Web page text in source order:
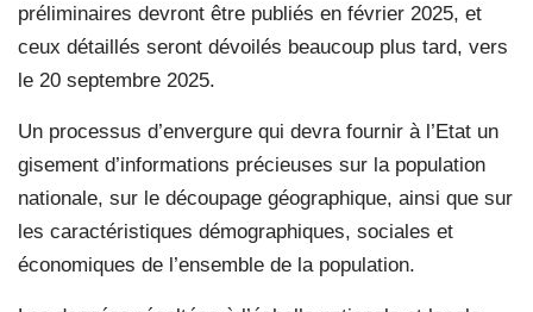
préliminaires devront être publiés en février 2025, et
ceux détaillés seront dévoilés beaucoup plus tard, vers
le 20 septembre 2025.
Un processus d’envergure qui devra fournir à l’Etat un
gisement d’informations précieuses sur la population
nationale, sur le découpage géographique, ainsi que sur
les caractéristiques démographiques, sociales et
économiques de l’ensemble de la population.